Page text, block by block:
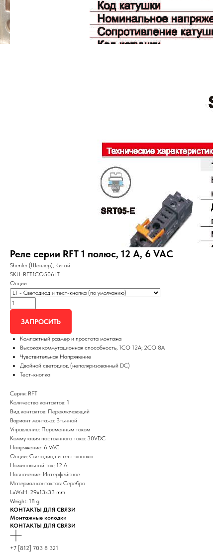
Реле серии RFT 1 полюс, 12 А, 6 VAC
Shenler (Шенлер), Китай
SKU: RFT1CO506LT
Опции
ЗАПРОСИТЬ
Компактный размер и простота монтажа
Высокая коммутационная способность, 1СО 12А; 2СО 8А
Чувствительная Напряжение
Двойной светодиод (неполяризованный DC)
Тест-кнопка
Серия: RFT
Количество контактов: 1
Вид контактов: Переключающий
Вариант монтажа: Втычной
Управление: Переменным током
Коммутация постоянного тока: 30VDC
Напряжение: 6 VAC
Опции: Светодиод и тест-кнопка
Номинальный ток: 12 А
Назначение: Интерфейсное
Материал контактов: Серебро
LxWxH: 29x13x33 mm
Weight: 18 g
КОНТАКТЫ ДЛЯ СВЯЗИ
Монтажные колодки
КОНТАКТЫ ДЛЯ СВЯЗИ
+7 [812] 703 8 321